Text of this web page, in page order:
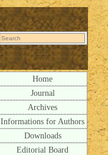
Home
Journal
Archives
Informations for Authors
Downloads
Editorial Board